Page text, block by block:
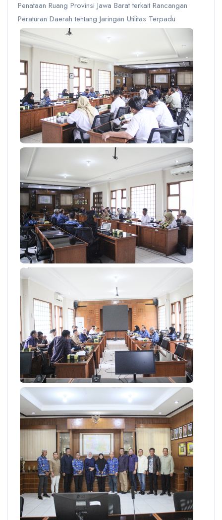
Penataan Ruang Provinsi Jawa Barat terkait Rancangan
Peraturan Daerah tentang Jaringan Utilitas Terpadu